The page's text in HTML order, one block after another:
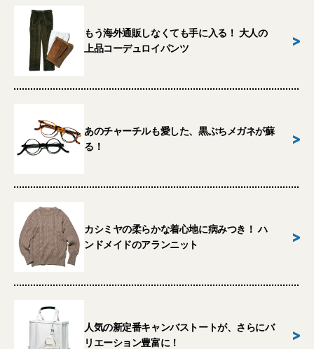
もう海外通販しなくても手に入る！ 大人の
上品コーデュロイパンツ
>
あのチャーチルも愛した、黒ぶちメガネが蘇
る！
>
カシミヤの柔らかな着心地に病みつき！ ハ
ンドメイドのアランニット
>
人気の新定番キャンバストートが、さらにバ
リエーション豊富に！
>